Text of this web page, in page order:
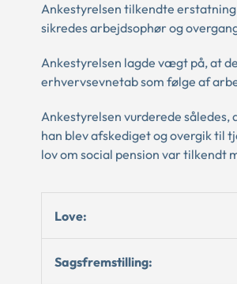
Ankestyrelsen tilkendte
sikredes arbejdsophør og
Ankestyrelsen lagde vægt på, at
erhvervsevnetab som følge af
Ankestyrelsen vurderede
han blev afskediget og overgik til
lov om social pension var tilkendt
Love:
Sagsfremstilling: